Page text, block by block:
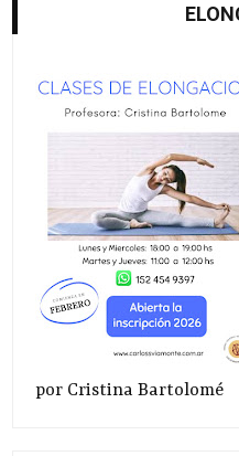
por Cristina Bartolomé